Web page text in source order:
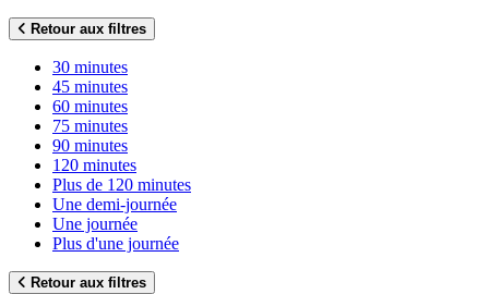
Retour aux filtres
30 minutes
45 minutes
60 minutes
75 minutes
90 minutes
120 minutes
Plus de 120 minutes
Une demi-journée
Une journée
Plus d'une journée
Retour aux filtres